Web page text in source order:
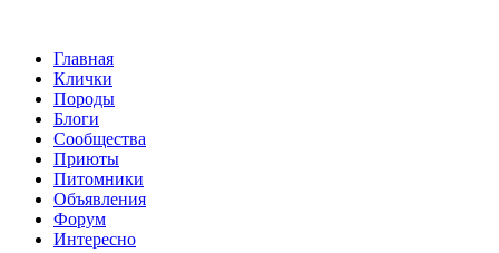
Главная
Клички
Породы
Блоги
Сообщества
Приюты
Питомники
Объявления
Форум
Интересно